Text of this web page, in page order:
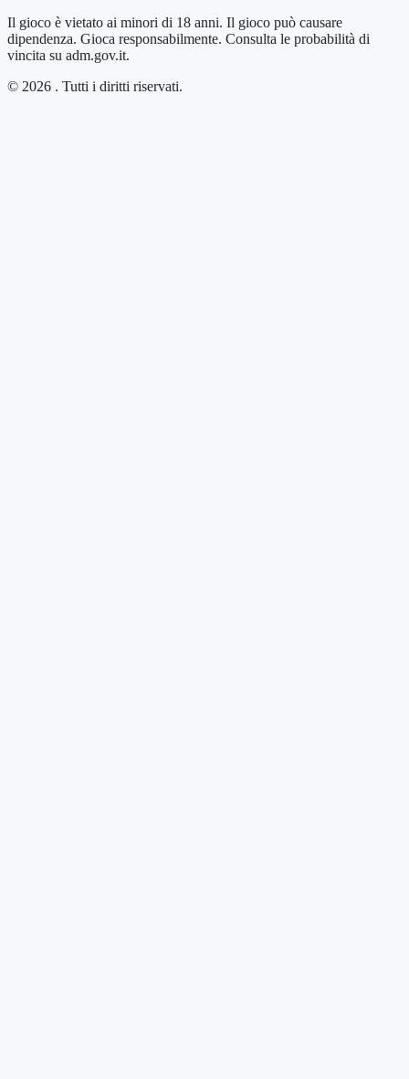
Il gioco è vietato ai minori di 18 anni. Il gioco può causare
dipendenza. Gioca responsabilmente. Consulta le probabilità di
vincita su adm.gov.it.
© 2026 . Tutti i diritti riservati.